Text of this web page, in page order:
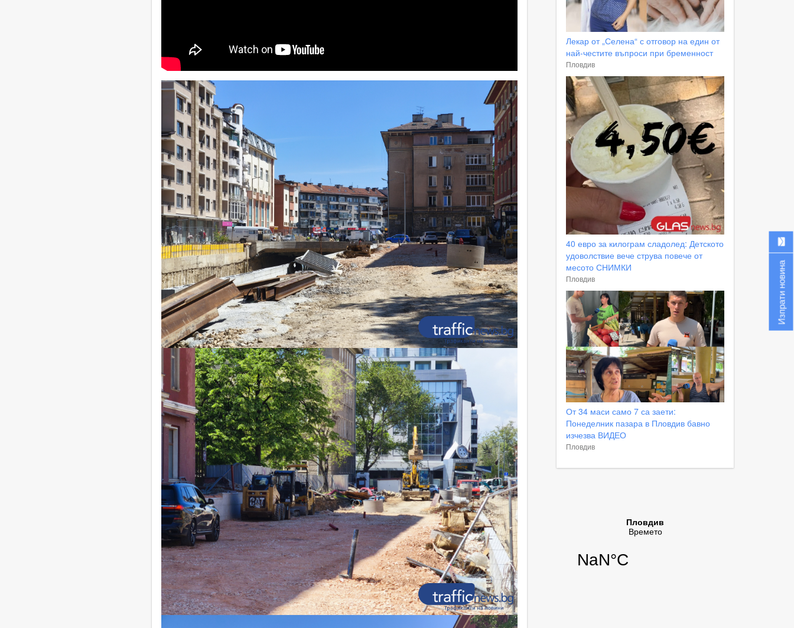
Лекар от „Селена“ с отговор на един от
най-честите въпроси при бременност
Пловдив
40 евро за килограм сладолед: Детското
удоволствие вече струва повече от
месото СНИМКИ
Пловдив
От 34 маси само 7 са заети:
Понеделник пазара в Пловдив бавно
изчезва ВИДЕО
Пловдив
Изпрати новина